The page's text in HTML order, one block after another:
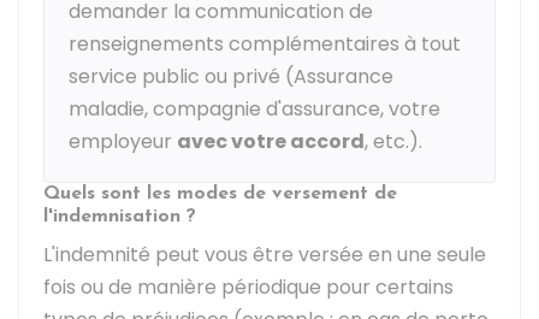
demander la communication de
renseignements complémentaires à tout
service public ou privé (Assurance
maladie, compagnie d'assurance, votre
employeur avec votre accord, etc.).
Quels sont les modes de versement de
l'indemnisation ?
L'indemnité peut vous être versée en une seule
fois ou de manière périodique pour certains